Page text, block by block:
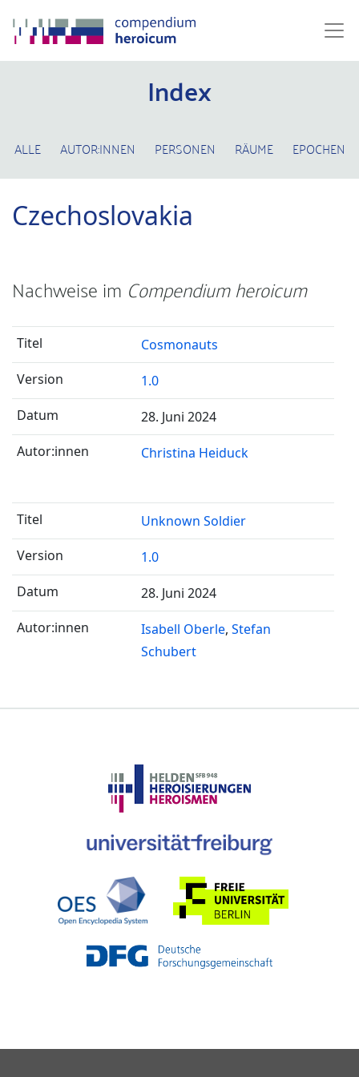
Index
ALLE AUTOR:INNEN PERSONEN RÄUME EPOCHEN
Czechoslovakia
Nachweise im Compendium heroicum
Cosmonauts
1.0
28. Juni 2024
Christina Heiduck
Unknown Soldier
1.0
28. Juni 2024
Isabell Oberle Stefan
Schubert